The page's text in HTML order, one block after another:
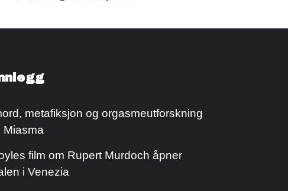
metafiksjon og orgasmeutforskning
Miasma
film om Rupert Murdoch åpner
i Venezia